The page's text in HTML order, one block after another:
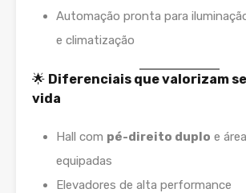
Automação pronta para
e climatização
🌟 Diferenciais que valorizam
vida
Hall com pé-direito duplo e
equipadas
Elevadores de alta performance